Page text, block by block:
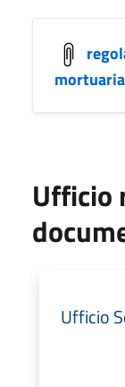
Ufficio
Ufficio